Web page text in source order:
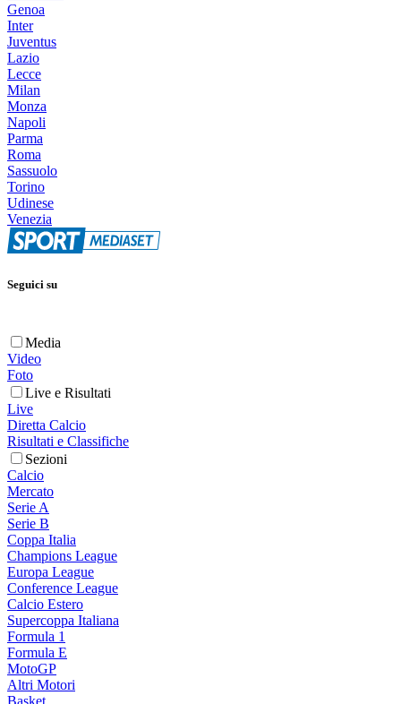
Genoa
Inter
Juventus
Lazio
Lecce
Milan
Monza
Napoli
Parma
Roma
Sassuolo
Torino
Udinese
Venezia
Seguici su
Media
Video
Foto
Live e Risultati
Live
Diretta Calcio
Risultati e Classifiche
Sezioni
Calcio
Mercato
Serie A
Serie B
Coppa Italia
Champions League
Europa League
Conference League
Calcio Estero
Supercoppa Italiana
Formula 1
Formula E
MotoGP
Altri Motori
Basket